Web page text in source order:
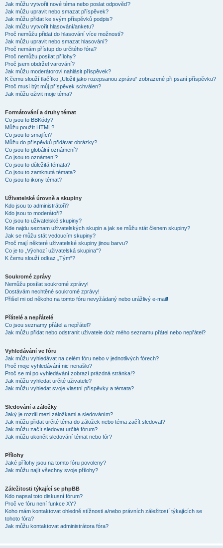
Jak můžu vytvořit nové téma nebo poslat odpověď?
Jak můžu upravit nebo smazat příspěvek?
Jak můžu přidat ke svým příspěvků podpis?
Jak můžu vytvořit hlasování/anketu?
Proč nemůžu přidat do hlasování více možností?
Jak můžu upravit nebo smazat hlasování?
Proč nemám přístup do určitého fóra?
Proč nemůžu posílat přílohy?
Proč jsem obdržel varování?
Jak můžu moderátorovi nahlásit příspěvek?
K čemu slouží tlačítko „Uložit jako rozepsanou zprávu“ zobrazené při psaní příspěvku?
Proč musí být můj příspěvek schválen?
Jak můžu oživit moje téma?
Formátování a druhy témat
Co jsou to BBKódy?
Můžu použít HTML?
Co jsou to smajlíci?
Můžu do příspěvků přidávat obrázky?
Co jsou to globální oznámení?
Co jsou to oznámení?
Co jsou to důležitá témata?
Co jsou to zamknutá témata?
Co jsou to ikony témat?
Uživatelské úrovně a skupiny
Kdo jsou to administrátoři?
Kdo jsou to moderátoři?
Co jsou to uživatelské skupiny?
Kde najdu seznam uživatelských skupin a jak se můžu stát členem skupiny?
Jak se můžu stát vedoucím skupiny?
Proč mají některé uživatelské skupiny jinou barvu?
Co je to „Výchozí uživatelská skupina“?
K čemu slouží odkaz „Tým“?
Soukromé zprávy
Nemůžu posílat soukromé zprávy!
Dostávám nechtěné soukromé zprávy!
Přišel mi od někoho na tomto fóru nevyžádaný nebo urážlivý e-mail!
Přátelé a nepřátelé
Co jsou seznamy přátel a nepřátel?
Jak můžu přidat nebo odstranit uživatele do/z mého seznamu přátel nebo nepřátel?
Vyhledávání ve fóru
Jak můžu vyhledávat na celém fóru nebo v jednotlivých fórech?
Proč moje vyhledávání nic nenašlo?
Proč se mi po vyhledávání zobrazí prázdná stránka!?
Jak můžu vyhledat určité uživatele?
Jak můžu vyhledat svoje vlastní příspěvky a témata?
Sledování a záložky
Jaký je rozdíl mezi záložkami a sledováním?
Jak můžu přidat určité téma do záložek nebo téma začít sledovat?
Jak můžu začít sledovat určité fórum?
Jak můžu ukončit sledování témat nebo fór?
Přílohy
Jaké přílohy jsou na tomto fóru povoleny?
Jak můžu najít všechny svoje přílohy?
Záležitosti týkající se phpBB
Kdo napsal toto diskusní fórum?
Proč ve fóru není funkce XY?
Koho mám kontaktovat ohledně stížnosti a/nebo právních záležitostí týkajících se
tohoto fóra?
Jak můžu kontaktovat administrátora fóra?